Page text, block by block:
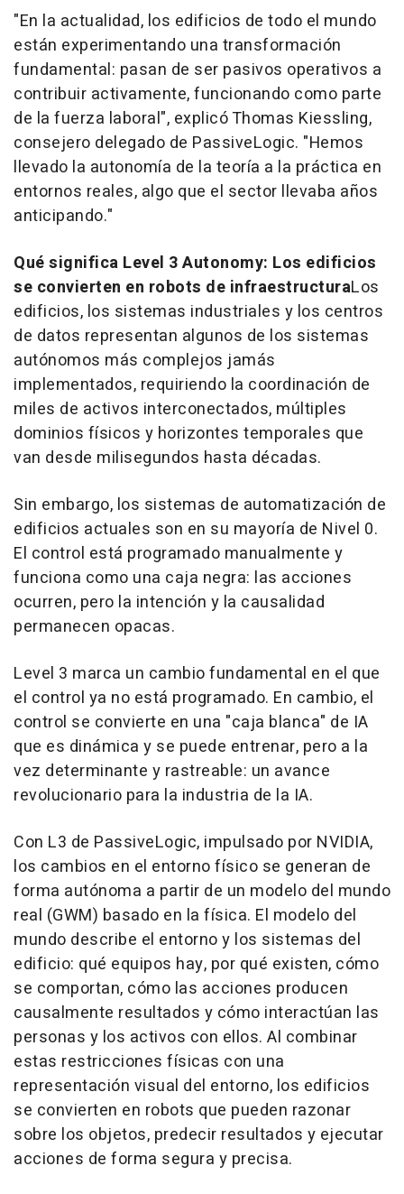
"En la actualidad, los edificios de todo el mundo
están experimentando una transformación
fundamental: pasan de ser pasivos operativos a
contribuir activamente, funcionando como parte
de la fuerza laboral", explicó Thomas Kiessling,
consejero delegado de PassiveLogic. "Hemos
llevado la autonomía de la teoría a la práctica en
entornos reales, algo que el sector llevaba años
anticipando."
Qué significa Level 3 Autonomy: Los edificios
se convierten en robots de infraestructuraLos
edificios, los sistemas industriales y los centros
de datos representan algunos de los sistemas
autónomos más complejos jamás
implementados, requiriendo la coordinación de
miles de activos interconectados, múltiples
dominios físicos y horizontes temporales que
van desde milisegundos hasta décadas.
Sin embargo, los sistemas de automatización de
edificios actuales son en su mayoría de Nivel 0.
El control está programado manualmente y
funciona como una caja negra: las acciones
ocurren, pero la intención y la causalidad
permanecen opacas.
Level 3 marca un cambio fundamental en el que
el control ya no está programado. En cambio, el
control se convierte en una "caja blanca" de IA
que es dinámica y se puede entrenar, pero a la
vez determinante y rastreable: un avance
revolucionario para la industria de la IA.
Con L3 de PassiveLogic, impulsado por NVIDIA,
los cambios en el entorno físico se generan de
forma autónoma a partir de un modelo del mundo
real (GWM) basado en la física. El modelo del
mundo describe el entorno y los sistemas del
edificio: qué equipos hay, por qué existen, cómo
se comportan, cómo las acciones producen
causalmente resultados y cómo interactúan las
personas y los activos con ellos. Al combinar
estas restricciones físicas con una
representación visual del entorno, los edificios
se convierten en robots que pueden razonar
sobre los objetos, predecir resultados y ejecutar
acciones de forma segura y precisa.